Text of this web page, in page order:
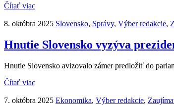
Čítať viac
8. októbra 2025 Slovensko, Správy, Výber redakcie,
Hnutie Slovensko vyzýva
Hnutie Slovensko avizovalo zámer predložiť do
Čítať viac
7. októbra 2025 Ekonomika, Výber redakcie,